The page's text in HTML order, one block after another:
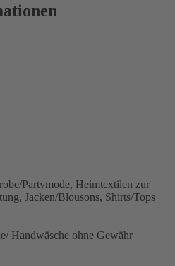
Partymode, Heimtextilen zur
Jacken/Blousons, Shirts/Tops
Handwäsche ohne Gewähr